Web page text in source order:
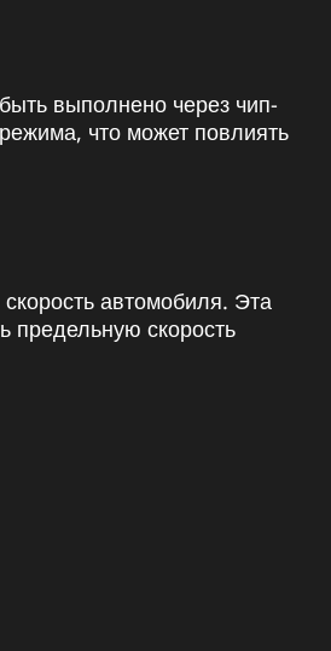
выполнено через чип-
что может повлиять
автомобиля. Эта
предельную скорость